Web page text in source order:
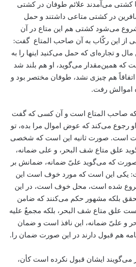
با کشتی می‌آمدند علائم طوفان در کشتی
در کشتی متاعی داشتند و حمل
می‌شود کشتی هم این متاع در آن
این رکّاب به آن صاحب المتاع گفت:
و تجاره‌ای که حمل می‌کنید اینها را به
که همین‌مقدار می‌گوید، او هم بلند شد
هم چیزی نشد، طوفان مختصر بود و
اموالش رفت.
صاحب المتاع است و آن کسی که گفت
رجوع می‌کند که عوض اموال مرا بده، تو
است. صورت ثانیه این است که شخصی
علق متاع شف البحر، و علی ضمانه،
که می‌گوید علیّ ضمانه، ضمانش بر
این است که مورد خوف است این
شده است، محل خوف است، در این
بلکه مشهور حکم می‌کنند که ضامن
علق متاع شف البحر، بلکه مجمعٌ علیه
و علیّ ضمانه، این نافذ است و ضمان
هم قبول دارند در این صورت ضمان را.
می‌گویند ایشان قبول نکرده است کأن،